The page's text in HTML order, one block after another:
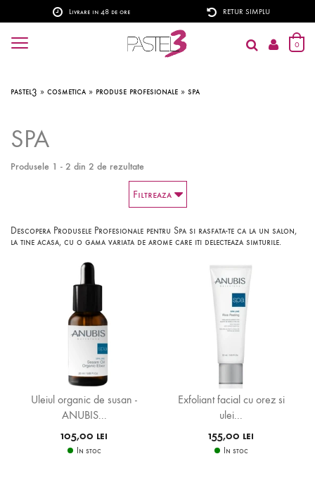
Livrare in 48 de ore RETUR SIMPLU
0
pastel3 » cosmetica » produse profesionale » spa
SPA
Produsele 1 - 2 din 2 de rezultate
Filtreaza
Descopera Produsele Profesionale pentru Spa si rasfata-te ca la un salon,
la tine acasa, cu o gama variata de arome care iti delecteaza simturile.
Uleiul organic de susan -
ANUBIS...
105,00 lei
In stoc
Exfoliant facial cu orez si
ulei...
155,00 lei
In stoc